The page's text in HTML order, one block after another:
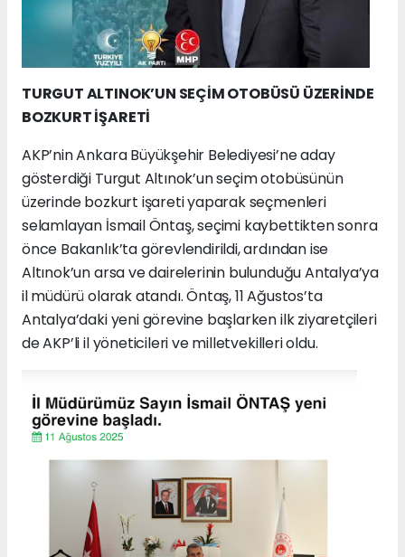
TURGUT ALTINOK’UN SEÇİM OTOBÜSÜ ÜZERİNDE
BOZKURT İŞARETİ
AKP’nin Ankara Büyükşehir Belediyesi’ne aday
gösterdiği Turgut Altınok’un seçim otobüsünün
üzerinde bozkurt işareti yaparak seçmenleri
selamlayan İsmail Öntaş, seçimi kaybettikten sonra
önce Bakanlık’ta görevlendirildi, ardından ise
Altınok’un arsa ve dairelerinin bulunduğu Antalya’ya
il müdürü olarak atandı. Öntaş, 11 Ağustos’ta
Antalya’daki yeni görevine başlarken ilk ziyaretçileri
de AKP’li il yöneticileri ve milletvekilleri oldu.